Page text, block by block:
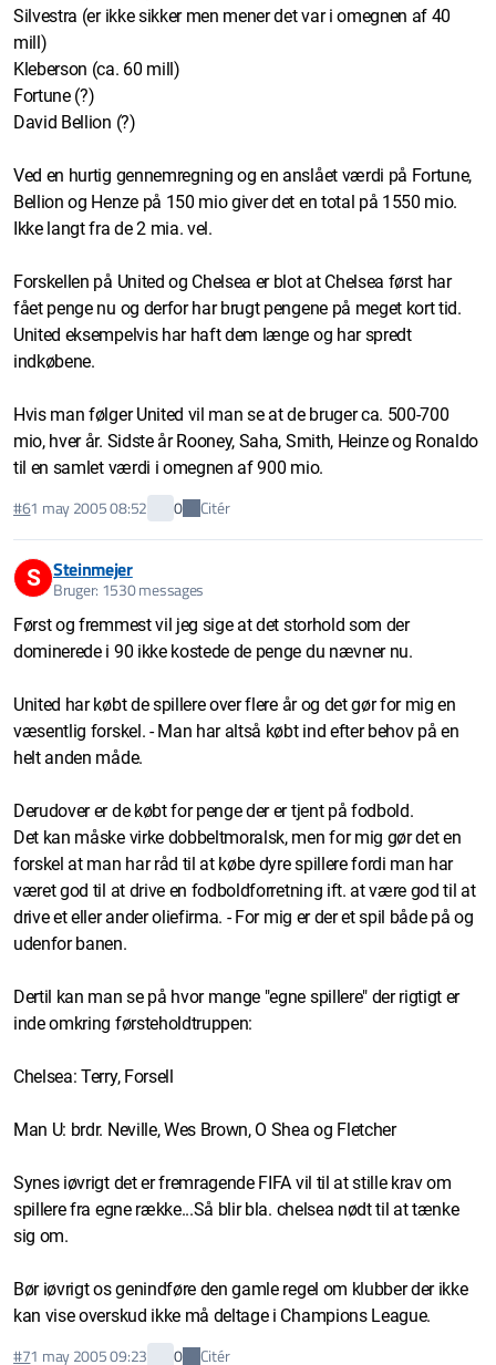
Silvestra (er ikke sikker men mener det var i omegnen af 40
mill)
Kleberson (ca. 60 mill)
Fortune (?)
David Bellion (?)
Ved en hurtig gennemregning og en anslået værdi på Fortune,
Bellion og Henze på 150 mio giver det en total på 1550 mio.
Ikke langt fra de 2 mia. vel.
Forskellen på United og Chelsea er blot at Chelsea først har
fået penge nu og derfor har brugt pengene på meget kort tid.
United eksempelvis har haft dem længe og har spredt
indkøbene.
Hvis man følger United vil man se at de bruger ca. 500-700
mio, hver år. Sidste år Rooney, Saha, Smith, Heinze og Ronaldo
til en samlet værdi i omegnen af 900 mio.
#61 may 2005 08:52 0 Citér
S Steinmejer
Bruger: 1530 messages
Først og fremmest vil jeg sige at det storhold som der
dominerede i 90 ikke kostede de penge du nævner nu.
United har købt de spillere over flere år og det gør for mig en
væsentlig forskel. - Man har altså købt ind efter behov på en
helt anden måde.
Derudover er de købt for penge der er tjent på fodbold.
Det kan måske virke dobbeltmoralsk, men for mig gør det en
forskel at man har råd til at købe dyre spillere fordi man har
været god til at drive en fodboldforretning ift. at være god til at
drive et eller ander oliefirma. - For mig er der et spil både på og
udenfor banen.
Dertil kan man se på hvor mange "egne spillere" der rigtigt er
inde omkring førsteholdtruppen:
Chelsea: Terry, Forsell
Man U: brdr. Neville, Wes Brown, O Shea og Fletcher
Synes iøvrigt det er fremragende FIFA vil til at stille krav om
spillere fra egne række...Så blir bla. chelsea nødt til at tænke
sig om.
Bør iøvrigt os genindføre den gamle regel om klubber der ikke
kan vise overskud ikke må deltage i Champions League.
#71 may 2005 09:23 0 Citér